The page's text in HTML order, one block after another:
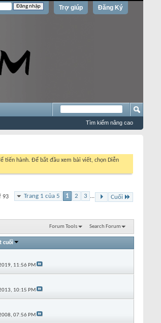
Đăng Ký
Trợ giúp
Tìm kiếm nâng cao
tiến hành. Để bắt đầu xem bài viết, chọn Diễn
Trang 1 của 5 1 2 3 ... Cuối
93
Forum Tools Search Forum
cuối
11:56 PM
10:15 PM
07:56 PM